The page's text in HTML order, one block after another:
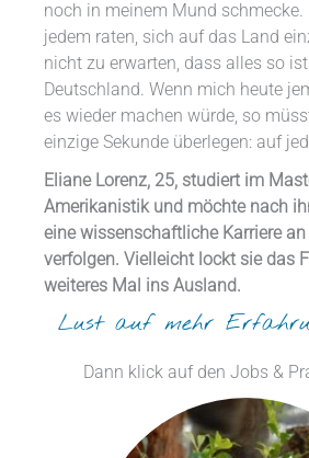
noch in meinem Mund schmecke.
jedem raten, sich auf das Land
nicht zu erwarten, dass alles so
Deutschland. Wenn mich heute
es wieder machen würde, so
einzige Sekunde überlegen: auf
Eliane Lorenz, 25, studiert im
Amerikanistik und möchte nach
eine wissenschaftliche Karriere
verfolgen. Vielleicht lockt sie das
weiteres Mal ins Ausland.
Lust auf mehr
Dann klick auf den Jobs &